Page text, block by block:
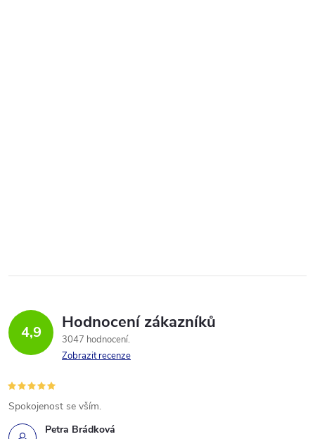
4,9 Hodnocení zákazníků
3047 hodnocení
Zobrazit recenze
Petra Brádková
Spokojenost se vším.